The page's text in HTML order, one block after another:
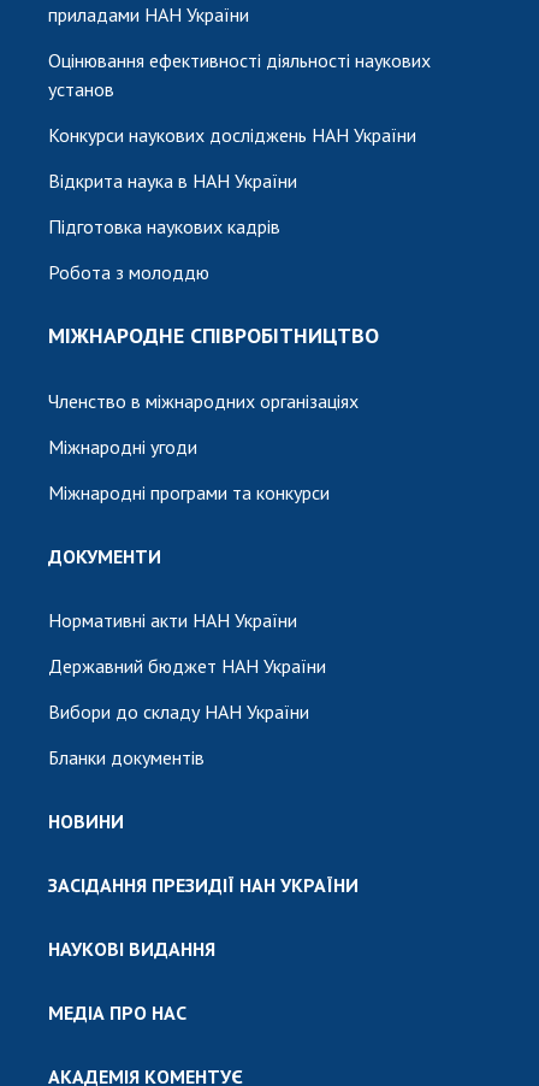
приладами НАН України
Оцінювання ефективності діяльності наукових
установ
Конкурси наукових досліджень НАН України
Відкрита наука в НАН України
Підготовка наукових кадрів
Робота з молоддю
МІЖНАРОДНЕ СПІВРОБІТНИЦТВО
Членство в міжнародних організаціях
Міжнародні угоди
Міжнародні програми та конкурси
ДОКУМЕНТИ
Нормативні акти НАН України
Державний бюджет НАН України
Вибори до складу НАН України
Бланки документів
НОВИНИ
ЗАСІДАННЯ ПРЕЗИДІЇ НАН УКРАЇНИ
НАУКОВІ ВИДАННЯ
МЕДІА ПРО НАС
АКАДЕМІЯ КОМЕНТУЄ